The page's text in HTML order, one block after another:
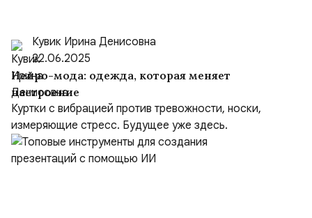
Кувик Ирина Денисовна
22.06.2025
Нейро-мода: одежда, которая меняет
настроение
Куртки с вибрацией против тревожности, носки,
измеряющие стресс. Будущее уже здесь.